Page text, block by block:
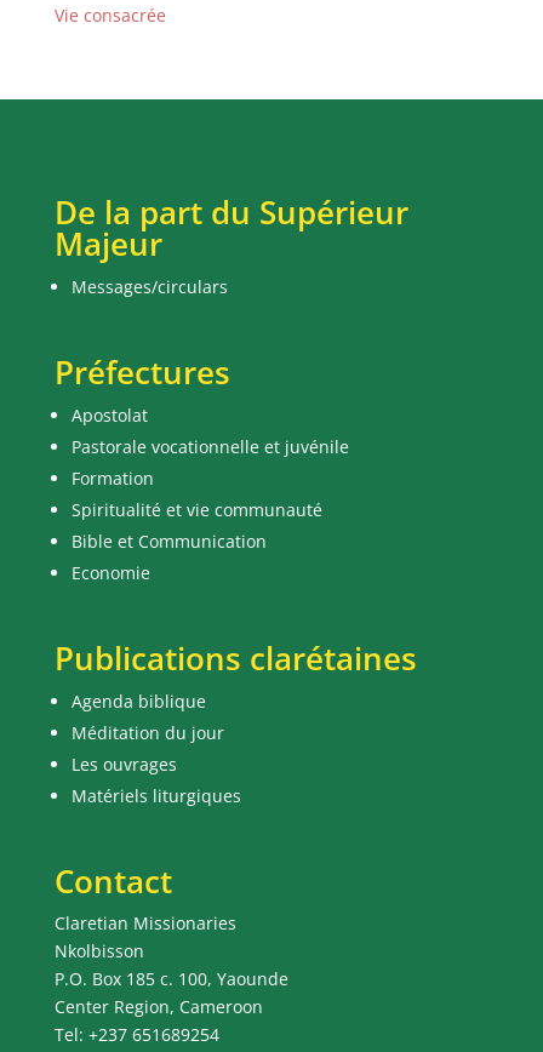
Vie consacrée
De la part du Supérieur
Majeur
Messages/circulars
Préfectures
Apostolat
Pastorale vocationnelle et juvénile
Formation
Spiritualité et vie communauté
Bible et Communication
Economie
Publications clarétaines
Agenda biblique
Méditation du jour
Les ouvrages
Matériels liturgiques
Contact
Claretian Missionaries
Nkolbisson
P.O. Box 185 c. 100, Yaounde
Center Region, Cameroon
Tel: +237 651689254